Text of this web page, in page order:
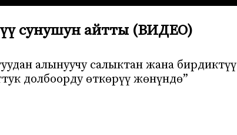
сунушун айтты (ВИДЕО)
алынуучу салыктан жана бирдиктүү
долбоорду өткөрүү жөнүндө”